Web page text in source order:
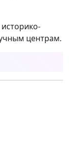
центрам.